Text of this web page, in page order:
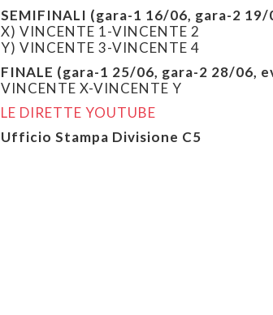
SEMIFINALI (gara-1 16/06, gara-2
X) VINCENTE 1-VINCENTE 2
Y) VINCENTE 3-VINCENTE 4
FINALE (gara-1 25/06, gara-2 28/06,
VINCENTE X-VINCENTE Y
LE DIRETTE YOUTUBE
Ufficio Stampa Divisione C5